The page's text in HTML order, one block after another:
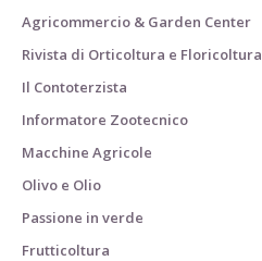
Agricommercio & Garden Center
Rivista di Orticoltura e Floricoltura
Il Contoterzista
Informatore Zootecnico
Macchine Agricole
Olivo e Olio
Passione in verde
Frutticoltura